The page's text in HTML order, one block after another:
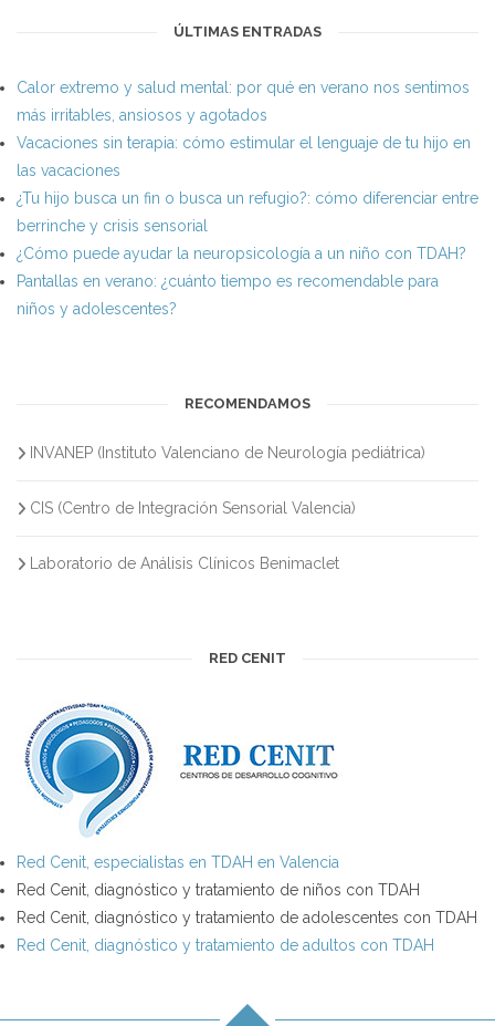
ÚLTIMAS ENTRADAS
Calor extremo y salud mental: por qué en verano nos sentimos
más irritables, ansiosos y agotados
Vacaciones sin terapia: cómo estimular el lenguaje de tu hijo en
las vacaciones
¿Tu hijo busca un fin o busca un refugio?: cómo diferenciar entre
berrinche y crisis sensorial
¿Cómo puede ayudar la neuropsicología a un niño con TDAH?
Pantallas en verano: ¿cuánto tiempo es recomendable para
niños y adolescentes?
RECOMENDAMOS
INVANEP (Instituto Valenciano de Neurología pediátrica)
CIS (Centro de Integración Sensorial Valencia)
Laboratorio de Análisis Clínicos Benimaclet
RED CENIT
Red Cenit, especialistas en TDAH en Valencia
Red Cenit, diagnóstico y tratamiento de niños con TDAH
Red Cenit, diagnóstico y tratamiento de adolescentes con TDAH
Red Cenit, diagnóstico y tratamiento de adultos con TDAH